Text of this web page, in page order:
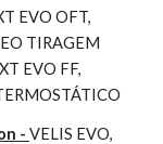
EVO OFT,
TIRAGEM
EVO FF,
- VELIS EVO,